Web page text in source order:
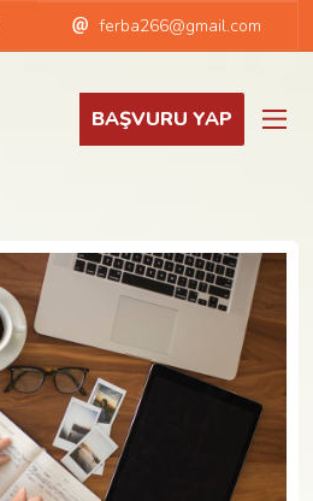
ferba266@gmail.com
BAŞVURU YAP